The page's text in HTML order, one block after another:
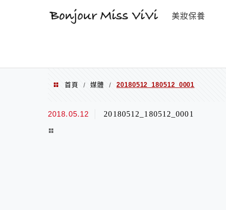
美妝保養
首頁 / 媒體 / 20180512_180512_0001
2018.05.12 20180512_180512_0001